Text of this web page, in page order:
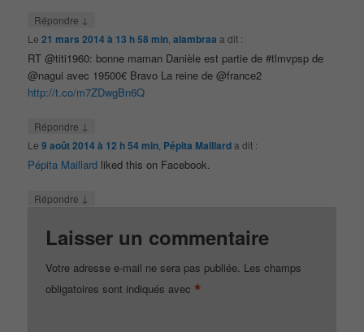
Répondre ↓
Le21 mars 2014 à 13 h 58 min ,alambraa a dit :
RT @titi1960: bonne maman Danièle est partie de #tlmvpsp de
@nagui avec 19500€ Bravo La reine de @france2
http://t.co/m7ZDwgBn6Q
Répondre ↓
Le9 août 2014 à 12 h 54 min Pépita Maillarda dit :
Pépita Maillard liked this on Facebook.
Répondre ↓
Laisser un commentaire
Votre adresse e-mail ne sera pas publiée. Les champs
obligatoires sont indiqués avec *